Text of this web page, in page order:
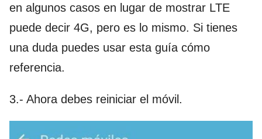
en algunos casos en lugar de mostrar LTE
puede decir 4G, pero es lo mismo. Si tienes
una duda puedes usar esta guía cómo
referencia.
3.- Ahora debes reiniciar el móvil.